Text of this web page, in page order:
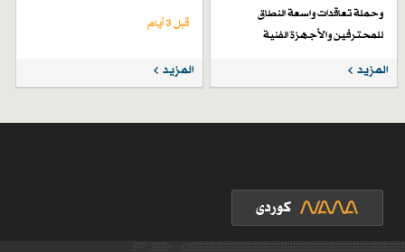
وحملة تعاقدات واسعة النطاق
للمحترفين والأجهزة الفنية
قبل 7 أيام
المزيد
قبل 3 أيام
المزيد